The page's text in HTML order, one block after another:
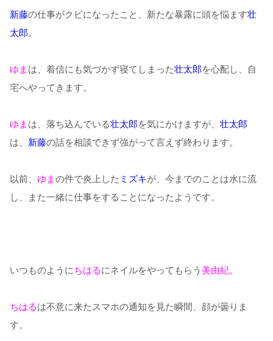
新藤の仕事がクビになったこと、新たな暴露に頭を悩ます壮
太郎。
ゆま は、着信にも気づかず寝てしまった壮太郎を心配し、自
宅へやってきます。
ゆま は、落ち込んでいる壮太郎を気にかけますが、 壮太郎
は、 新藤の話を相談できず強がって言えず終わります。
以前、 ゆまの件で炎上した ミズキが、今までのことは水に流
し、また一緒に仕事をすることになったようです。
いつものようにちはるにネイルをやってもらう 美由紀。
ちはるは不意に来たスマホの通知を見た瞬間、顔が曇りま
す。